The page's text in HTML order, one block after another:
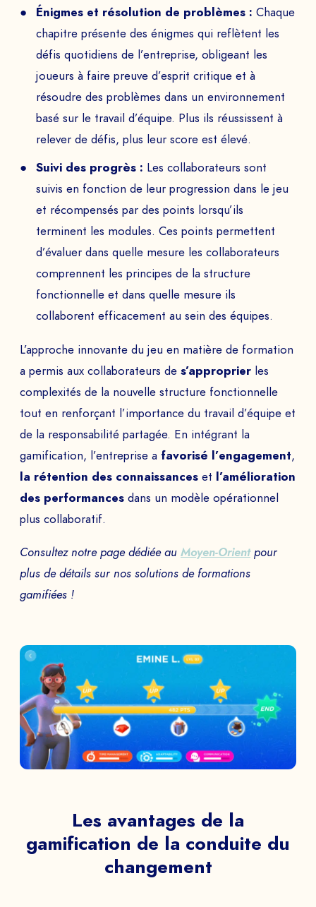
Énigmes et résolution de problèmes : Chaque
chapitre présente des énigmes qui reflètent les
défis quotidiens de l’entreprise, obligeant les
joueurs à faire preuve d’esprit critique et à
résoudre des problèmes dans un environnement
basé sur le travail d’équipe. Plus ils réussissent à
relever de défis, plus leur score est élevé.
Suivi des progrès : Les collaborateurs sont
suivis en fonction de leur progression dans le jeu
et récompensés par des points lorsqu’ils
terminent les modules. Ces points permettent
d’évaluer dans quelle mesure les collaborateurs
comprennent les principes de la structure
fonctionnelle et dans quelle mesure ils
collaborent efficacement au sein des équipes.
L’approche innovante du jeu en matière de formation
a permis aux collaborateurs de s’approprier les
complexités de la nouvelle structure fonctionnelle
tout en renforçant l’importance du travail d’équipe et
de la responsabilité partagée. En intégrant la
gamification, l’entreprise a favorisé l’engagement,
la rétention des connaissances et l’amélioration
des performances dans un modèle opérationnel
plus collaboratif.
Consultez notre page dédiée au Moyen-Orientpour
plus de détails sur nos solutions de formations
gamifiées !
Les avantages de la
gamification de la conduite du
changement
SOCIÉTÉ *
EMAIL *
TÉLÉPHONE
Programmer la demo
Le
à
ENVOYER